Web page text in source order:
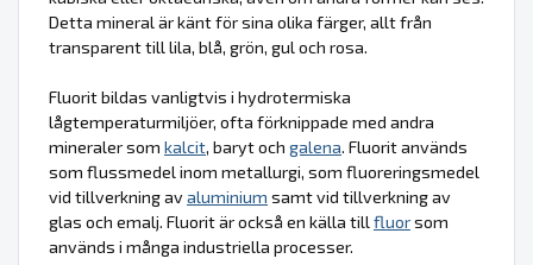
Detta mineral är känt för sina olika färger, allt från
transparent till lila, blå, grön, gul och rosa.
Fluorit bildas vanligtvis i hydrotermiska
lågtemperaturmiljöer, ofta förknippade med andra
mineraler som kalcit, baryt och galena. Fluorit används
som flussmedel inom metallurgi, som fluoreringsmedel
vid tillverkning avaluminium samt vid tillverkning av
glas och emalj. Fluorit är också en källa till fluorsom
används i många industriella processer.